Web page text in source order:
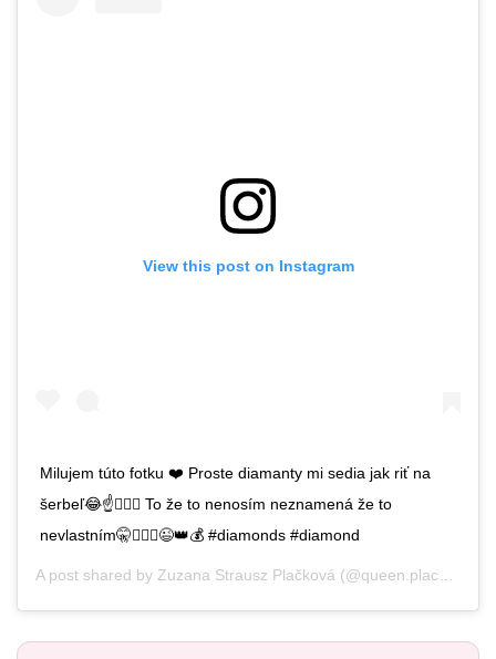
View this post on Instagram
Milujem túto fotku ❤️ Proste diamanty mi sedia jak riť na
šerbeľ😂☝️🤷🏻‍♀️ To že to nenosím neznamená že to
nevlastním🤫🤷🏻‍♀️😉👑💰 #diamonds #diamond
A post shared by Zuzana Strausz Plačková (@queen.plackova) on